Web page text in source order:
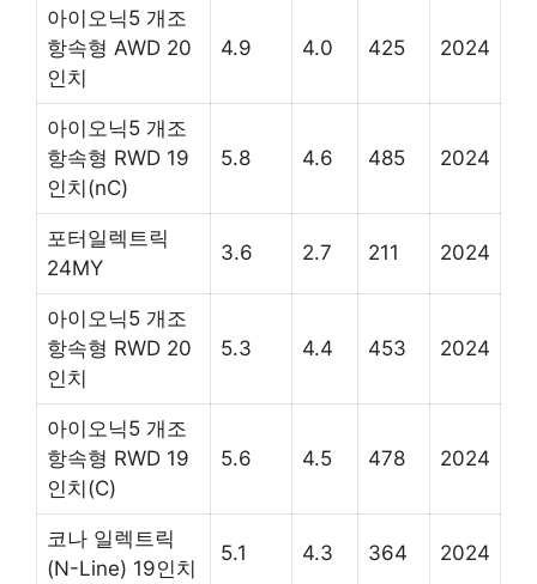
아이오닉5 개조
항속형 AWD 20
인치
4.9 4.0 425 2024
아이오닉5 개조
항속형 RWD 19
인치(nC)
5.8 4.6 485 2024
포터일렉트릭
24MY
3.6 2.7 211 2024
아이오닉5 개조
항속형 RWD 20
인치
5.3 4.4 453 2024
아이오닉5 개조
항속형 RWD 19
인치(C)
5.6 4.5 478 2024
코나 일렉트릭
(N-Line) 19인치
5.1 4.3 364 2024